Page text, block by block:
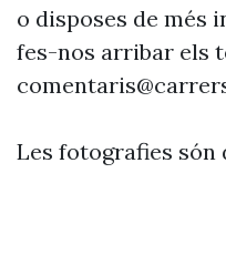
o disposes de més
fes-nos arribar els
Les fotografies són